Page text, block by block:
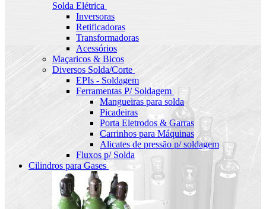
Solda Elétrica
Inversoras
Retificadoras
Transformadoras
Acessórios
Maçaricos & Bicos
Diversos Solda/Corte
EPIs - Soldagem
Ferramentas P/ Soldagem
Mangueiras para solda
Picadeiras
Porta Eletrodos & Garras
Carrinhos para Máquinas
Alicates de pressão p/ soldagem
Fluxos p/ Solda
Cilindros para Gases